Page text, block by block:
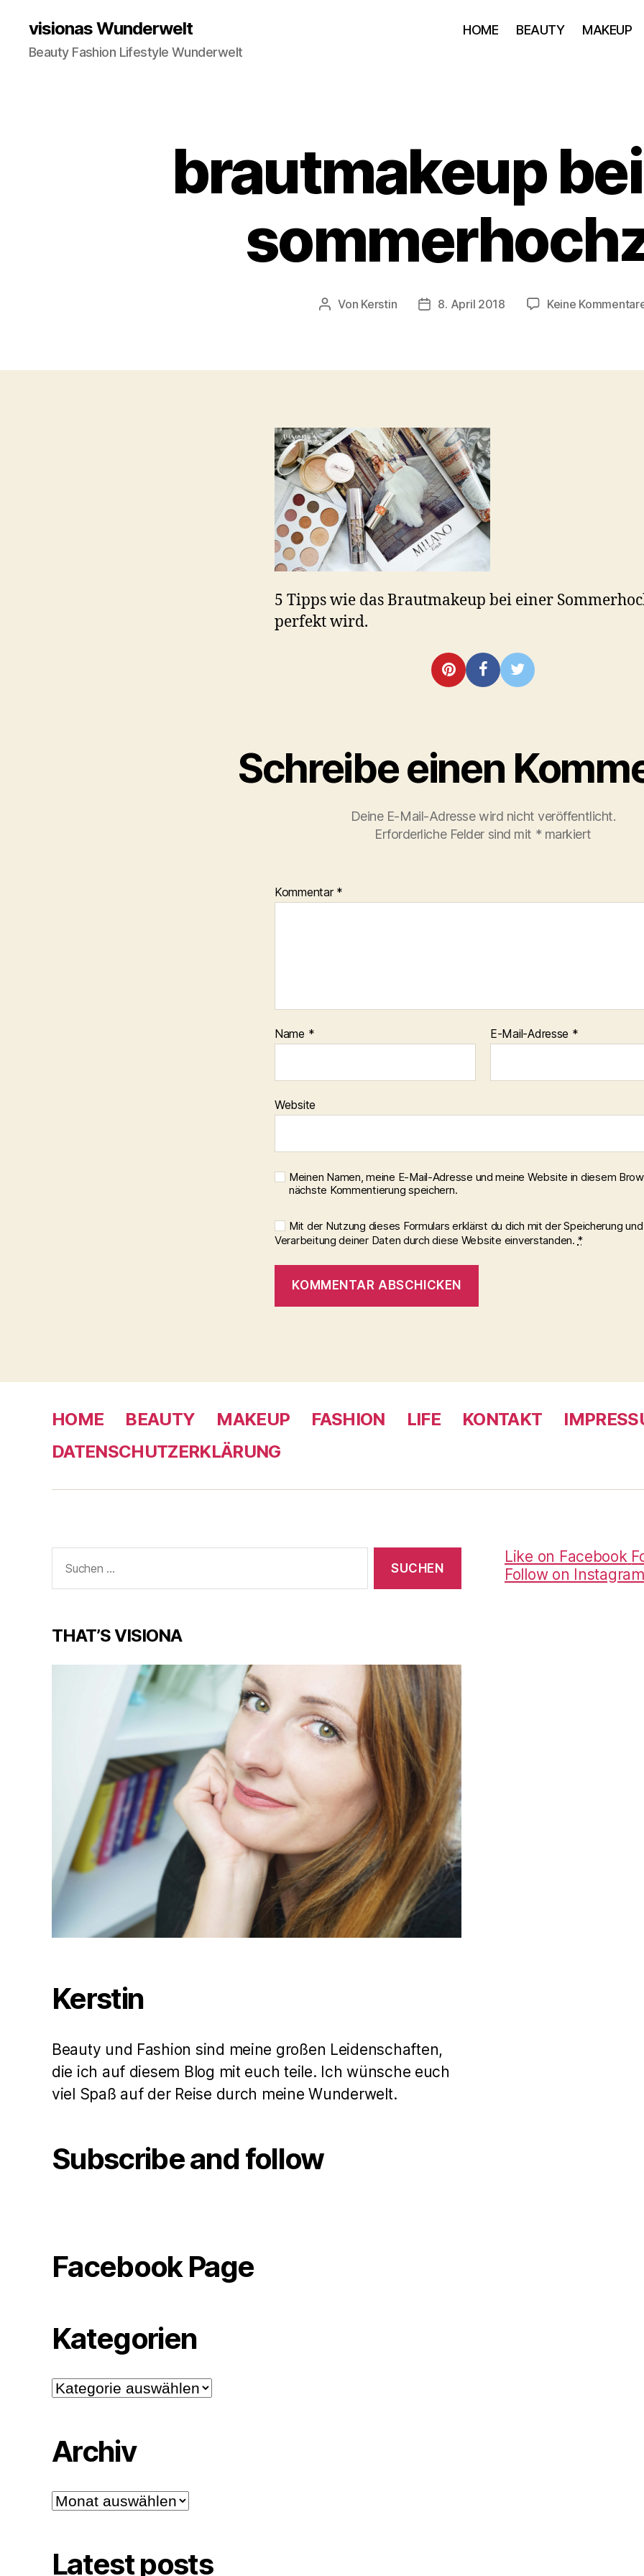
visionas Wunderwelt
Beauty Fashion Lifestyle Wunderwelt
HOME BEAUTY MAKEUP
brautmakeup
Beitragsautor
Von Kerstin Beitragsdatum
8. April 2018 Keine
5 Tipps wie das Brautmakeup bei einer
perfekt wird.
Schreibe einen
Deine E-Mail-Adresse wird nicht veröffentlicht.
Erforderliche Felder sind mit * markiert
Kommentar *
Name * E-Mail-Adresse *
Website
Meinen Namen, meine E-Mail-Adresse und meine Website in diesem
nächste Kommentierung speichern.
Mit der Nutzung dieses Formulars erklärst du dich mit der Speicherung und
Verarbeitung deiner Daten durch diese Website einverstanden. *
HOME BEAUTY MAKEUP FASHION LIFE KONTAKT
DATENSCHUTZERKLÄRUNG
nach:
THAT’S VISIONA
Kerstin
Beauty und Fashion sind meine großen Leidenschaften,
die ich auf diesem Blog mit euch teile. Ich wünsche euch
viel Spaß auf der Reise durch meine Wunderwelt.
Subscribe and follow
Facebook Page
Kategorien
Kategorien
Archiv
Archiv
Latest posts
Like on Facebook
Follow on Instagram